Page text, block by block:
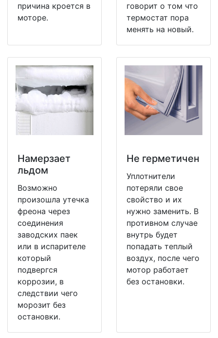
причина кроется в
моторе.
говорит о том что
термостат пора
менять на новый.
Намерзает
льдом
Возможно
произошла утечка
фреона через
соединения
заводских паек
или в испарителе
который
подвергся
коррозии, в
следствии чего
морозит без
остановки.
Не герметичен
Уплотнители
потеряли свое
свойство и их
нужно заменить. В
противном случае
внутрь будет
попадать теплый
воздух, после чего
мотор работает
без остановки.